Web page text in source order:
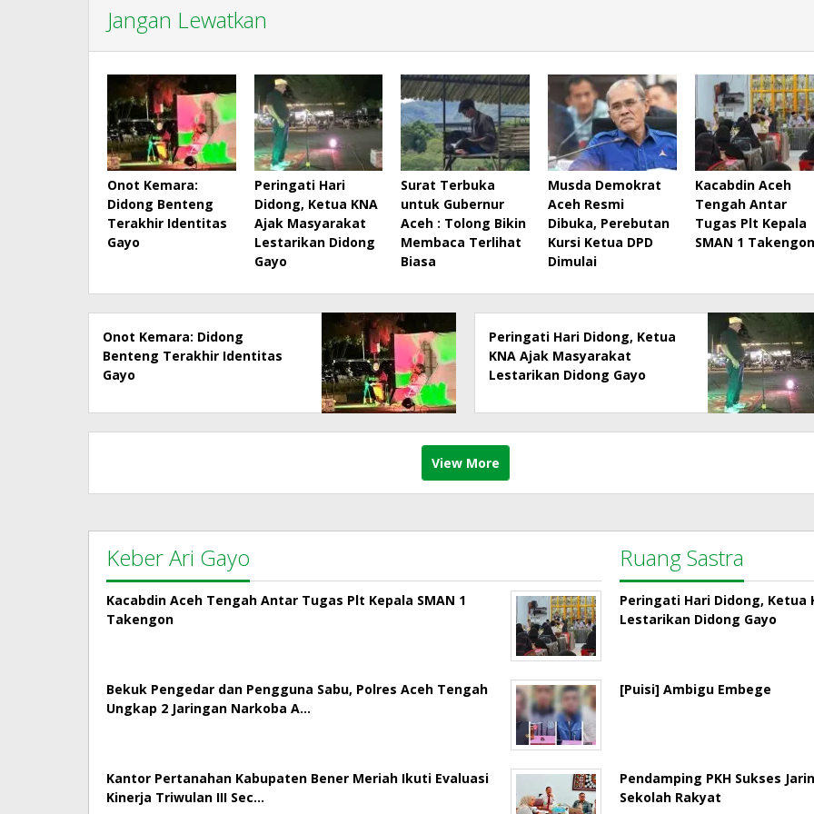
Jangan Lewatkan
Onot Kemara:
Didong Benteng
Terakhir Identitas
Gayo
Peringati Hari
Didong, Ketua KNA
Ajak Masyarakat
Lestarikan Didong
Gayo
Surat Terbuka
untuk Gubernur
Aceh : Tolong Bikin
Membaca Terlihat
Biasa
Musda Demokrat
Aceh Resmi
Dibuka, Perebutan
Kursi Ketua DPD
Dimulai
Kacabdin Aceh
Tengah Antar
Tugas Plt Kepala
SMAN 1 Takengon
Onot Kemara: Didong
Benteng Terakhir Identitas
Gayo
Peringati Hari Didong, Ketua
KNA Ajak Masyarakat
Lestarikan Didong Gayo
View More
Keber Ari Gayo
Kacabdin Aceh Tengah Antar Tugas Plt Kepala SMAN 1
Takengon
Bekuk Pengedar dan Pengguna Sabu, Polres Aceh Tengah
Ungkap 2 Jaringan Narkoba A…
Kantor Pertanahan Kabupaten Bener Meriah Ikuti Evaluasi
Kinerja Triwulan III Sec…
Ruang Sastra
Peringati Hari Didong, Ketua
Lestarikan Didong Gayo
[Puisi] Ambigu Embege
Pendamping PKH Sukses
Sekolah Rakyat